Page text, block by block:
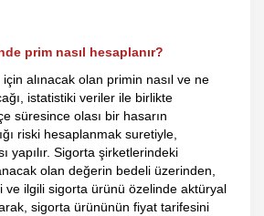
prim nasıl hesaplanır?
alınacak olan primin nasıl ve ne
istatistiki veriler ile birlikte
süresince olası bir hasarın
riski hesaplanmak suretiyle,
yapılır. Sigorta şirketlerindeki
olan değerin bedeli üzerinden,
ve ilgili sigorta ürünü özelinde aktüryal
sigorta ürününün fiyat tarifesini